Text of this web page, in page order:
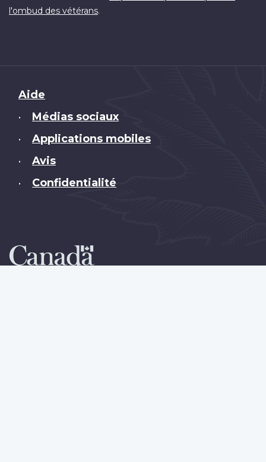
l'ombud des vétérans.
Brand
Aide
• Médias sociaux
• Applications mobiles
• Avis
• Confidentialité